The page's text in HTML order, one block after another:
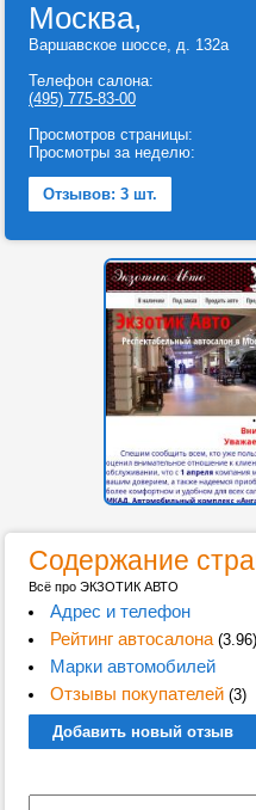
Москва,
Варшавское шоссе, д. 132а
Телефон салона:
(495) 775-83-00
Просмотров страницы:
Просмотры за неделю:
Отзывов: 3 шт.
Содержание
Всё про ЭКЗОТИК АВТО
Адрес и телефон
Рейтинг автосалона(3.96)
Марки автомобилей
Отзывы покупателей(3)
Добавить новый отзыв